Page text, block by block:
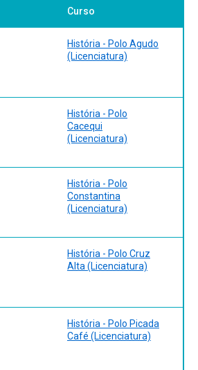
Curso
História - Polo Agudo
(Licenciatura)
História - Polo
Cacequi
(Licenciatura)
História - Polo
Constantina
(Licenciatura)
História - Polo Cruz
Alta (Licenciatura)
História - Polo Picada
Café (Licenciatura)